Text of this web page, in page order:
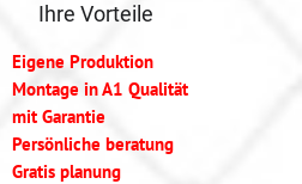
Ihre Vorteile
Eigene Produktion
Montage in A1 Qualität
mit Garantie
Persönliche beratung
Gratis planung